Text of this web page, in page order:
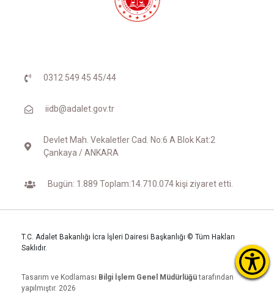
0312 549 45 45/44
iidb@adalet.gov.tr
Devlet Mah. Vekaletler Cad. No:6 A Blok Kat:2
Çankaya / ANKARA
Bugün: 1.889 Toplam:14.710.074 kişi ziyaret etti.
T.C. Adalet Bakanlığı İcra İşleri Dairesi Başkanlığı © Tüm Hakları
Saklıdır.
Tasarım ve Kodlaması Bilgi İşlem Genel Müdürlüğütarafından
yapılmıştır. 2026